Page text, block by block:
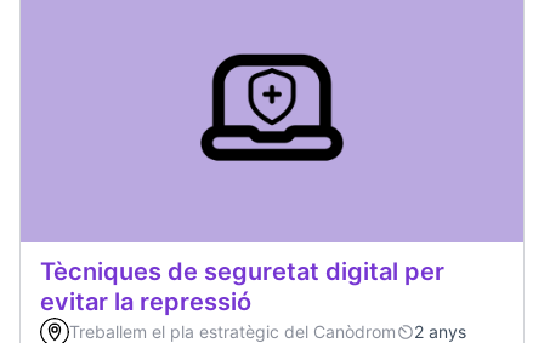
Tècniques de seguretat digital per
evitar la repressió
Treballem el pla estratègic del Canòdrom
2 anys